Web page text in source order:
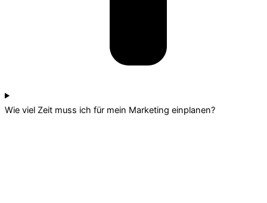
Wie viel Zeit muss ich für mein Marketing einplanen?